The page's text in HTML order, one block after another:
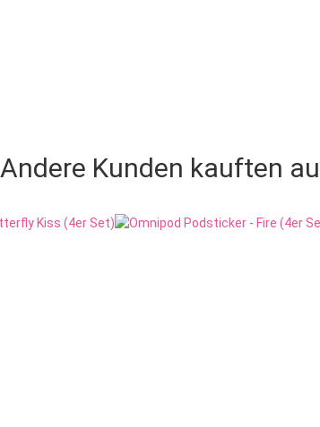
Andere Kunden kauften